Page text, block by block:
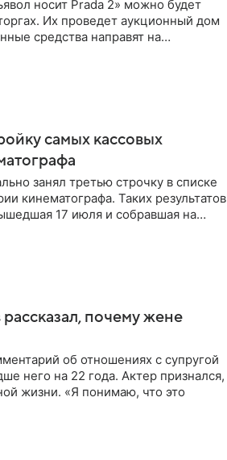
носит Prada 2» можно будет
Их проведет аукционный дом
средства направят на
самых кассовых
занял третью строчку в списке
кинематографа. Таких результатов
17 июля и собравшая на
почему жене
об отношениях с супругой
него на 22 года. Актер признался,
жизни. «Я понимаю, что это